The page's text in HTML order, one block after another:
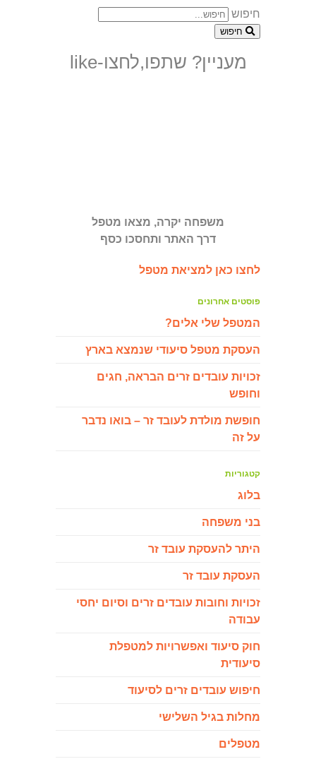
חיפוש
חיפוש
מעניין? שתפו,לחצו-like
משפחה יקרה, מצאו מטפל
דרך האתר ותחסכו כסף
לחצו כאן למציאת מטפל
פוסטים אחרונים
המטפל שלי אלים?
העסקת מטפל סיעודי שנמצא בארץ
זכויות עובדים זרים הבראה, חגים
וחופש
חופשת מולדת לעובד זר – בואו נדבר
על זה
קטגוריות
בלוג
בני משפחה
היתר להעסקת עובד זר
העסקת עובד זר
זכויות וחובות עובדים זרים וסיום יחסי
עבודה
חוק סיעוד ואפשרויות למטפלת
סיעודית
חיפוש עובדים זרים לסיעוד
מחלות בגיל השלישי
מטפלים